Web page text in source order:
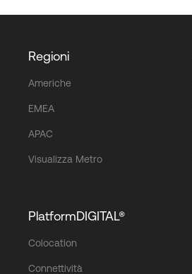
Regioni
Americhe
EMEA
APAC
Visualizza Metro
PlatformDIGITAL®
Colocation
Connettività